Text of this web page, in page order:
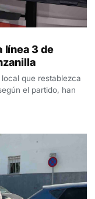
línea 3 de
que restablezca
el partido, han